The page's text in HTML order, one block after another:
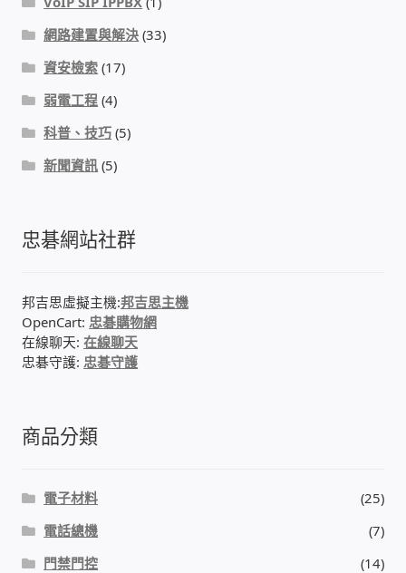
網路建置與解決 (33)
資安檢索 (17)
弱電工程 (4)
科普、技巧 (5)
新聞資訊 (5)
忠碁網站社群
邦吉思虛擬主機:邦吉思主機
OpenCart: 忠碁購物網
在線聊天:在線聊天
忠碁守護: 忠碁守護
商品分類
電子材料
(25)
電話總機
(7)
門禁門控
(14)